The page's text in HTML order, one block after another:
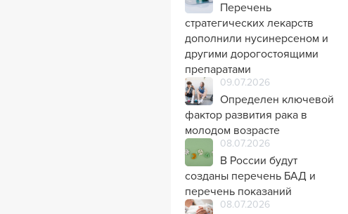
Перечень
стратегических лекарств
дополнили нусинерсеном и
другими дорогостоящими
препаратами
09.07.2026
Определен ключевой
фактор развития рака в
молодом возрасте
08.07.2026
В России будут
созданы перечень БАД и
перечень показаний
08.07.2026